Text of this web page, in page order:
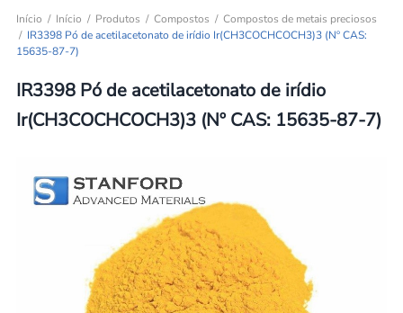
Início Início Produtos Compostos
Compostos de metais preciosos
IR3398 Pó de acetilacetonato de irídio Ir(CH3COCHCOCH3)3 (Nº CAS:
15635-87-7)
IR3398 Pó de acetilacetonato de irídio
Ir(CH3COCHCOCH3)3 (Nº CAS: 15635-87-7)